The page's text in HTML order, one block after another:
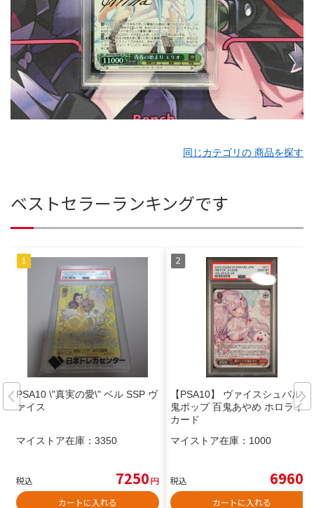
同じカテゴリの 商品を探す
ベストセラーランキングです
PSA10 \"真実の愛\" ベル SSP ヴ
ァイス
マイストア在庫： 3350
税込 7250円
カートに入れる
【PSA10】 ヴァイスシュバルツ
鬼ポップ 百鬼あやめ ホロライブ
カード
マイストア在庫： 1000
税込 6960
カートに入れる